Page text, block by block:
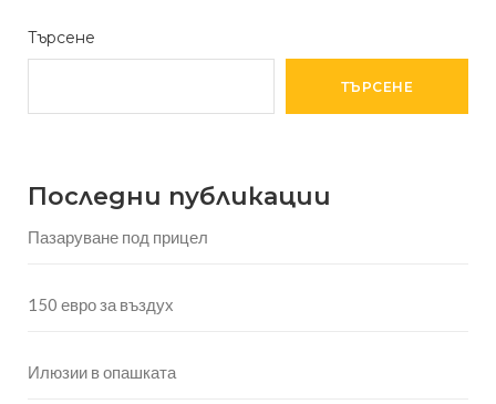
Търсене
ТЪРСЕНЕ
Последни публикации
Пазаруване под прицел
150 евро за въздух
Илюзии в опашката